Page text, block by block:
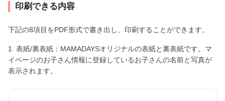
印刷できる内容
下記の8項目をPDF形式で書き出し、印刷することができます。
1. 表紙/裏表紙：MAMADAYSオリジナルの表紙と裏表紙です。マ
イページのお子さん情報に登録しているお子さんの名前と写真が
表示されます。